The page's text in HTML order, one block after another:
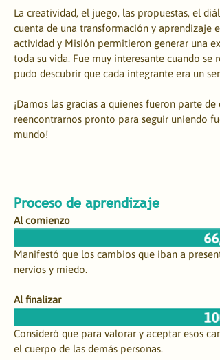
La creatividad, el juego, las propuestas, el
cuenta de una transformación y aprendizaje
actividad y Misión permitieron generar una
toda su vida. Fue muy interesante cuando
pudo descubrir que cada integrante era un
¡Damos las gracias a quienes fueron parte
reencontrarnos pronto para seguir uniendo
mundo!
​Proceso de aprendizaje
Al comienzo
Manifestó que los cambios que iban a
nervios y miedo.
Al finalizar
Consideró que para valorar y aceptar esos
el cuerpo de las demás personas.